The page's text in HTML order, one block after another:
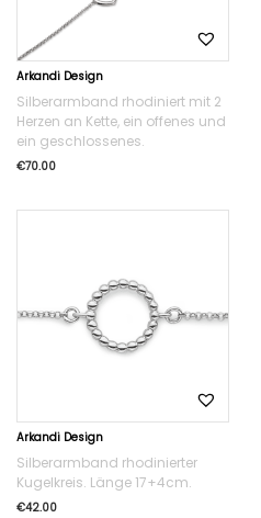
Arkandi Design
Silberarmband rhodiniert mit 2
Herzen an Kette, ein offenes und
ein geschlossenes.
€70.00
Arkandi Design
Silberarmband rhodinierter
Kugelkreis. Länge 17+4cm.
€42.00